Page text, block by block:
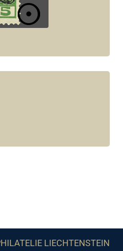
LIECHTENSTEIN